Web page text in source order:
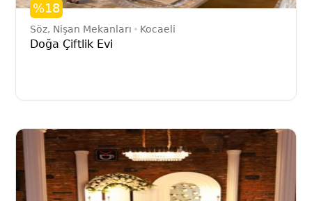
%18
Söz, Nişan Mekanları Kocaeli
Doğa Çiftlik Evi